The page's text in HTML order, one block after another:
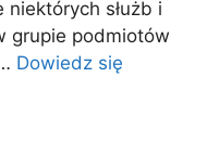
służb i
grupie podmiotów
Dowiedz się